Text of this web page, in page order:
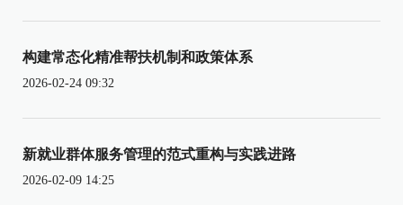
构建常态化精准帮扶机制和政策体系
2026-02-24 09:32
新就业群体服务管理的范式重构与实践进路
2026-02-09 14:25